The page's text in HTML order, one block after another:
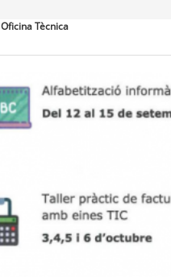
Oficina Tècnica